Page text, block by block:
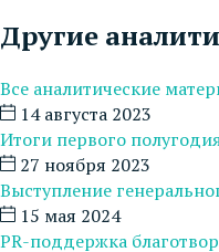
Другие
Все аналитические
14 августа 2023
Итоги первого
27 ноября 2023
Выступление
15 мая 2024
PR-поддержка